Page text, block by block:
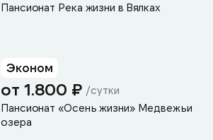
Пансионат Река жизни в Вялках
Эконом
от 1.800 ₽ /сутки
Пансионат «Осень жизни» Медвежьи
озера